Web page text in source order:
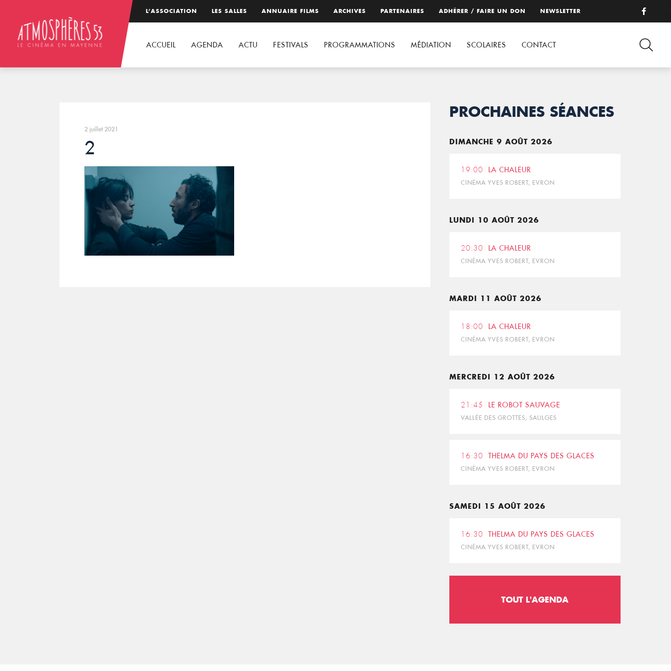
L’ASSOCIATION LES SALLES ANNUAIRE FILMS ARCHIVES PARTENAIRES ADHÉRER / FAIRE UN DON NEWSLETTER
ACCUEIL AGENDA ACTU FESTIVALS PROGRAMMATIONS MÉDIATION SCOLAIRES CONTACT
2 juillet 2021
2
PROCHAINES SÉANCES
DIMANCHE 9 AOÛT 2026
19:00 LA CHALEUR
CINÉMA YVES ROBERT, EVRON
LUNDI 10 AOÛT 2026
20:30 LA CHALEUR
CINÉMA YVES ROBERT, EVRON
MARDI 11 AOÛT 2026
18:00 LA CHALEUR
CINÉMA YVES ROBERT, EVRON
MERCREDI 12 AOÛT 2026
21:45 LE ROBOT SAUVAGE
VALLÉE DES GROTTES, SAULGES
16:30 THELMA DU PAYS DES GLACES
CINÉMA YVES ROBERT, EVRON
SAMEDI 15 AOÛT 2026
16:30 THELMA DU PAYS DES GLACES
CINÉMA YVES ROBERT, EVRON
TOUT L'AGENDA